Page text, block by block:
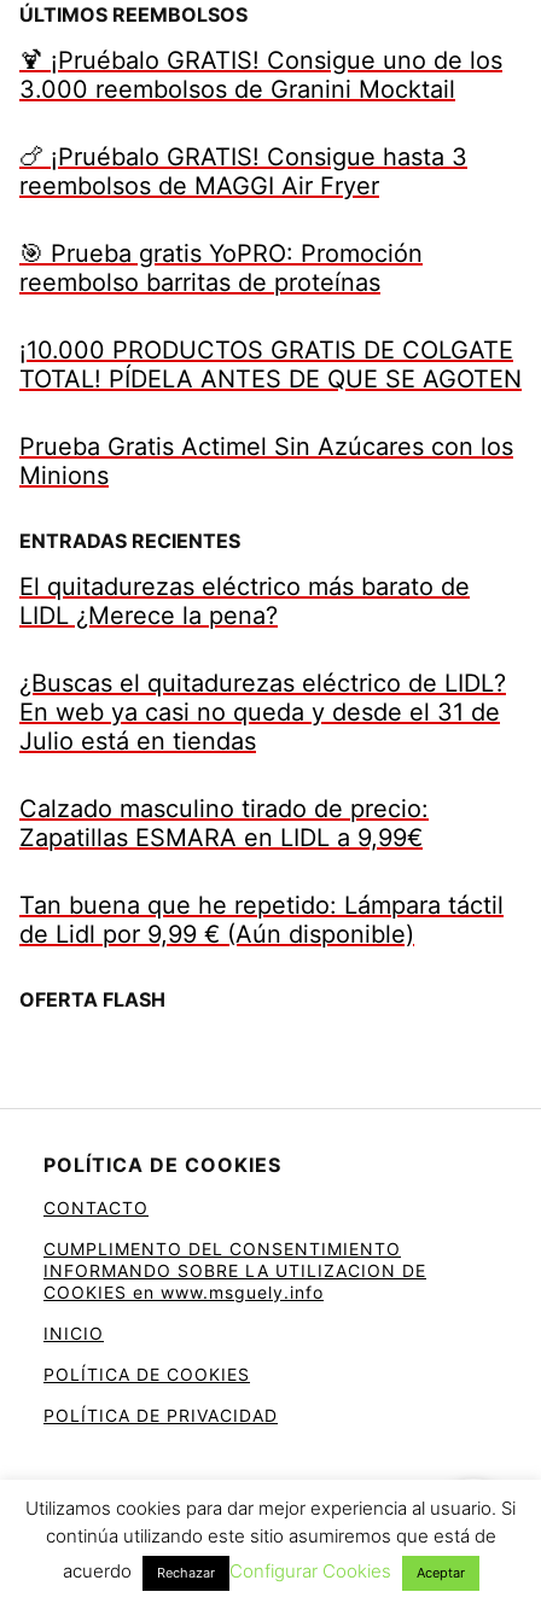
ÚLTIMOS REEMBOLSOS
🍹 ¡Pruébalo GRATIS! Consigue uno de los
3.000 reembolsos de Granini Mocktail
🍗 ¡Pruébalo GRATIS! Consigue hasta 3
reembolsos de MAGGI Air Fryer
🎯 Prueba gratis YoPRO: Promoción
reembolso barritas de proteínas
¡10.000 PRODUCTOS GRATIS DE COLGATE
TOTAL! PÍDELA ANTES DE QUE SE AGOTEN
Prueba Gratis Actimel Sin Azúcares con los
Minions
ENTRADAS RECIENTES
El quitadurezas eléctrico más barato de
LIDL ¿Merece la pena?
¿Buscas el quitadurezas eléctrico de LIDL?
En web ya casi no queda y desde el 31 de
Julio está en tiendas
Calzado masculino tirado de precio:
Zapatillas ESMARA en LIDL a 9,99€
Tan buena que he repetido: Lámpara táctil
de Lidl por 9,99 € (Aún disponible)
OFERTA FLASH
POLÍTICA DE COOKIES
CONTACTO
CUMPLIMENTO DEL CONSENTIMIENTO
INFORMANDO SOBRE LA UTILIZACION DE
COOKIES en www.msguely.info
INICIO
POLÍTICA DE COOKIES
POLÍTICA DE PRIVACIDAD
Ahorra en la cesta de la compra
Utilizamos cookies para dar mejor experiencia al usuario. Si
continúa utilizando este sitio asumiremos que está de
acuerdo
Rechazar Configurar Cookies Aceptar